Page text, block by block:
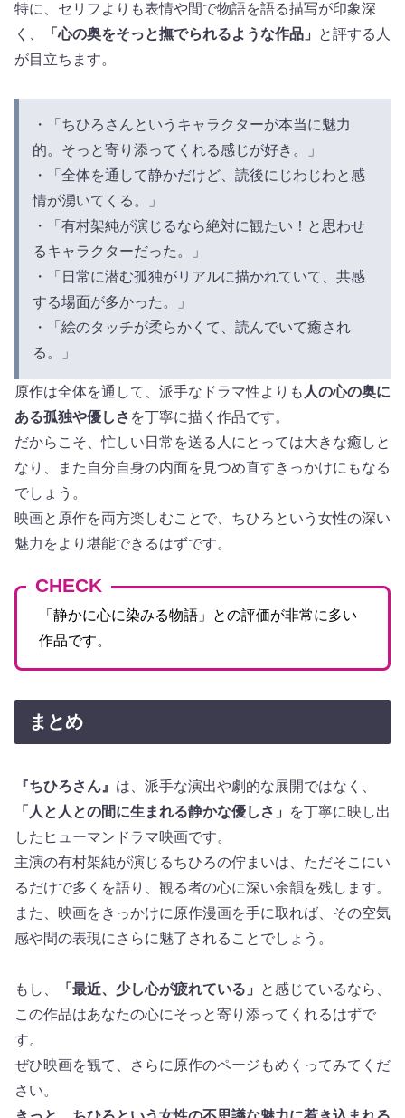
特に、セリフよりも表情や間で物語を語る描写が印象深
く、
「心の奥をそっと撫でられるような作品」
と評する人
が目立ちます。
・「ちひろさんというキャラクターが本当に魅力
的。そっと寄り添ってくれる感じが好き。」
・「全体を通して静かだけど、読後にじわじわと感
情が湧いてくる。」
・「有村架純が演じるなら絶対に観たい！と思わせ
るキャラクターだった。」
・「日常に潜む孤独がリアルに描かれていて、共感
する場面が多かった。」
・「絵のタッチが柔らかくて、読んでいて癒され
る。」
原作は全体を通して、派手なドラマ性よりも 人の心の奥に
ある孤独や優しさ を丁寧に描く作品です。
だからこそ、忙しい日常を送る人にとっては大きな癒しと
なり、また自分自身の内面を見つめ直すきっかけにもなる
でしょう。
映画と原作を両方楽しむことで、ちひろという女性の深い
魅力をより堪能できるはずです。
CHECK
「静かに心に染みる物語」との評価が非常に多い
作品です。
まとめ
『ちひろさん』 は、派手な演出や劇的な展開ではなく、
「人と人との間に生まれる静かな優しさ」
を丁寧に映し出
したヒューマンドラマ映画です。
主演の有村架純が演じるちひろの佇まいは、ただそこにい
るだけで多くを語り、観る者の心に深い余韻を残します。
また、映画をきっかけに原作漫画を手に取れば、その空気
感や間の表現にさらに魅了されることでしょう。
もし、 「最近、少し心が疲れている」
と感じているなら、
この作品はあなたの心にそっと寄り添ってくれるはずで
す。
ぜひ映画を観て、さらに原作のページもめくってみてくだ
さい。